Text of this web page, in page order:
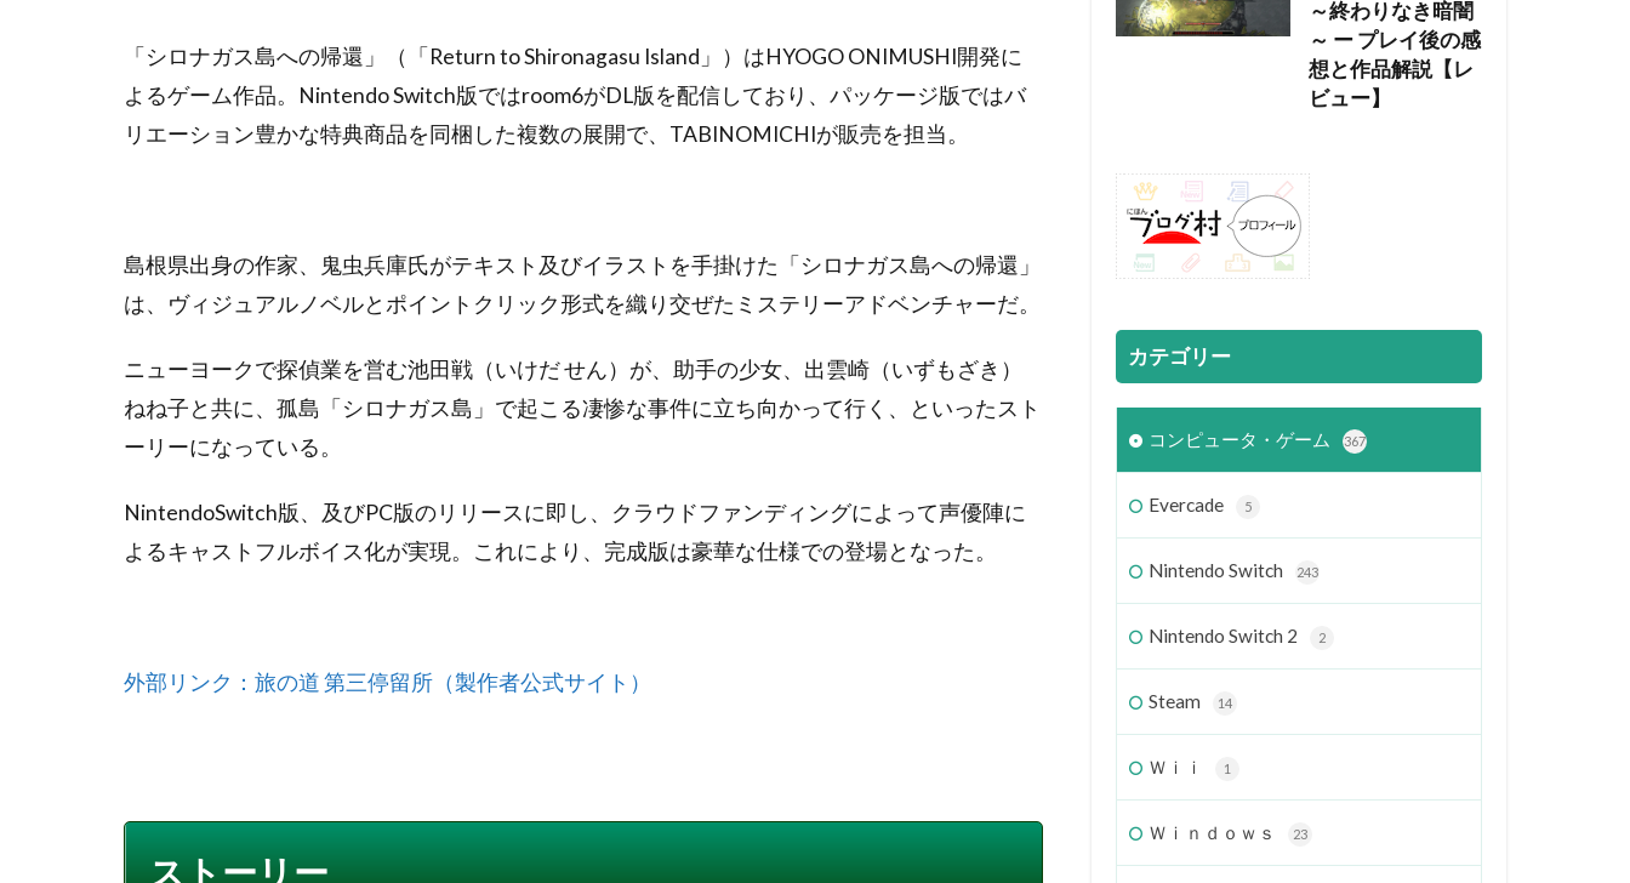
「シロナガス島への帰還」（「Return to Shironagasu Island」）はHYOGO ONIMUSHI開発に
よるゲーム作品。Nintendo Switch版ではroom6がDL版を配信しており、パッケージ版ではバ
リエーション豊かな特典商品を同梱した複数の展開で、TABINOMICHIが販売を担当。
島根県出身の作家、鬼虫兵庫氏がテキスト及びイラストを手掛けた「シロナガス島への帰還」
は、ヴィジュアルノベルとポイントクリック形式を織り交ぜたミステリーアドベンチャーだ。
ニューヨークで探偵業を営む池田戦（いけだ せん）が、助手の少女、出雲崎（いずもざき）
ねね子と共に、孤島「シロナガス島」で起こる凄惨な事件に立ち向かって行く、といったスト
ーリーになっている。
NintendoSwitch版、及びPC版のリリースに即し、クラウドファンディングによって声優陣に
よるキャストフルボイス化が実現。これにより、完成版は豪華な仕様での登場となった。
外部リンク：旅の道 第三停留所（製作者公式サイト）
ストーリー
～終わりなき暗闇
～ ー プレイ後の感
想と作品解説【レ
ビュー】
カテゴリー
コンピュータ・ゲーム 367
Evercade 5
Nintendo Switch 243
Nintendo Switch 2 2
Steam 14
Ｗｉｉ 1
Ｗｉｎｄｏｗｓ 23